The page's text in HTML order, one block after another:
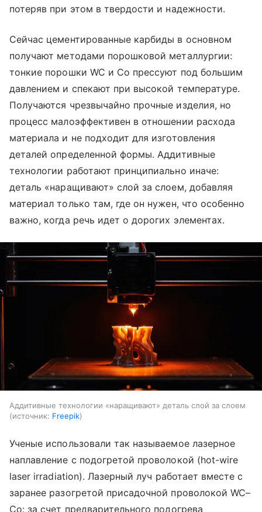
потеряв при этом в твердости и надежности.
Сейчас цементированные карбиды в основном
получают методами порошковой металлургии:
тонкие порошки WC и Co прессуют под большим
давлением и спекают при высокой температуре.
Получаются чрезвычайно прочные изделия, но
процесс малоэффективен в отношении расхода
материала и не подходит для изготовления
деталей определенной формы. Аддитивные
технологии работают принципиально иначе:
деталь «наращивают» слой за слоем, добавляя
материал только там, где он нужен, что особенно
важно, когда речь идет о дорогих элементах.
Аддитивные технологии «наращивают» деталь слой за слоем
источник: Freepik
Ученые использовали так называемое лазерное
наплавление с подогретой проволокой (hot-wire
laser irradiation). Лазерный луч работает вместе с
заранее разогретой присадочной проволокой WC–
Co: за счет предварительного подогрева